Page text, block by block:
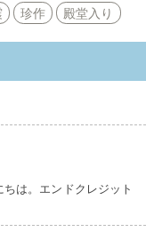
珍作 殿堂入り
は。エンドクレジット